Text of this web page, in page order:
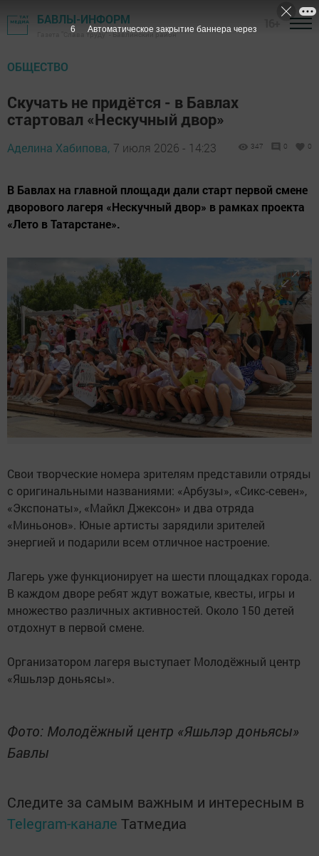
БАВЛЫ-ИНФОРМ
Газета "Слава труду" - Бавлинский район
ОБЩЕСТВО
Скучать не придётся - в Бавлах
стартовал «Нескучный двор»
Аделина Хабипова, 7 июля 2026 - 14:23 347 0 0
В Бавлах на главной площади дали старт первой смене
дворового лагеря «Нескучный двор» в рамках проекта
«Лето в Татарстане».
Свои творческие номера зрителям представили отряды
с оригинальными названиями: «Арбузы», «Сикс-севен»,
«Экспонаты», «Майкл Джексон» и два отряда
«Миньонов». Юные артисты зарядили зрителей
энергией и подарили всем отличное настроение.
Лагерь уже функционирует на шести площадках города.
В каждом дворе ребят ждут вожатые, квесты, игры и
множество различных активностей. Около 150 детей
отдохнут в первой смене.
Организатором лагеря выступает Молодёжный центр
«Яшьлэр доньясы».
Фото: Молодёжный центр «Яшьлэр доньясы»
Бавлы
Следите за самым важным и интересным в
Telegram-канале Татмедиа
5 Автоматическое закрытие баннера через